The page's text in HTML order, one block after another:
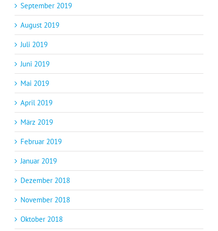
September 2019
August 2019
Juli 2019
Juni 2019
Mai 2019
April 2019
März 2019
Februar 2019
Januar 2019
Dezember 2018
November 2018
Oktober 2018